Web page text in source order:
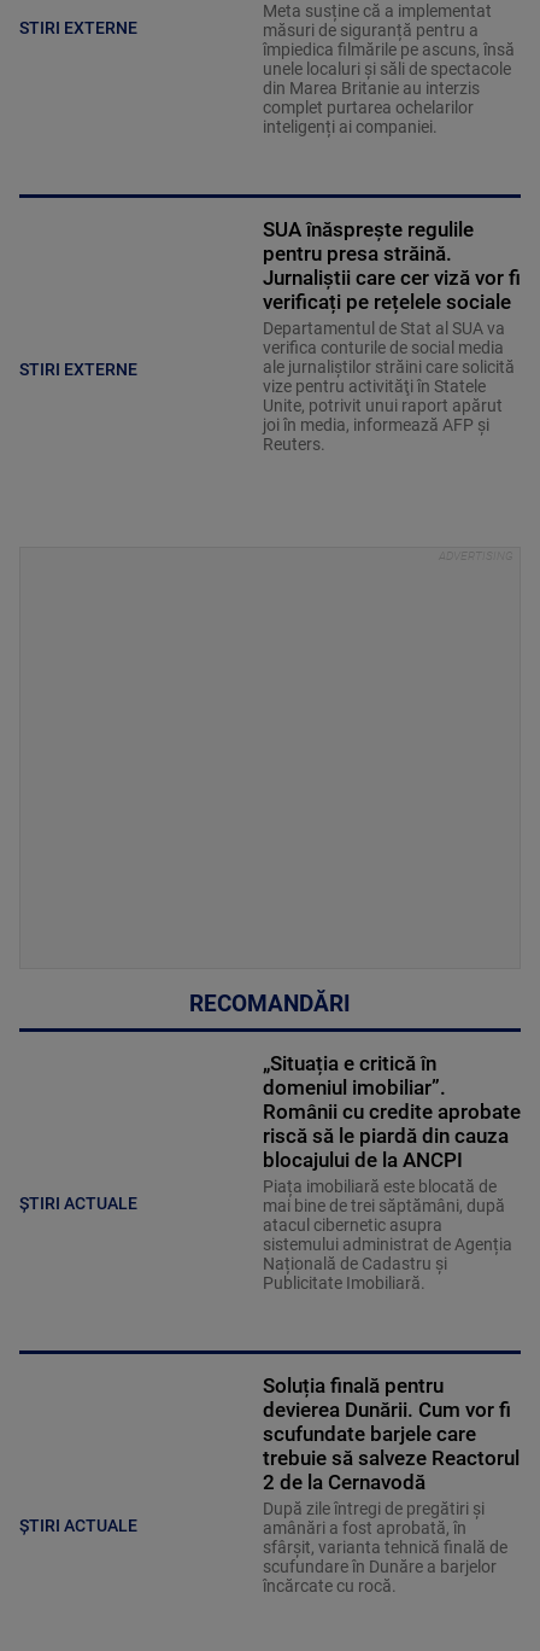
STIRI EXTERNE
Meta susține că a implementat
măsuri de siguranță pentru a
împiedica filmările pe ascuns, însă
unele localuri și săli de spectacole
din Marea Britanie au interzis
complet purtarea ochelarilor
inteligenți ai companiei.
STIRI EXTERNE
SUA înăsprește regulile
pentru presa străină.
Jurnaliștii care cer viză vor fi
verificați pe rețelele sociale
Departamentul de Stat al SUA va
verifica conturile de social media
ale jurnaliştilor străini care solicită
vize pentru activităţi în Statele
Unite, potrivit unui raport apărut
joi în media, informează AFP şi
Reuters.
RECOMANDĂRI
ȘTIRI ACTUALE
„Situația e critică în
domeniul imobiliar”.
Românii cu credite aprobate
riscă să le piardă din cauza
blocajului de la ANCPI
Piața imobiliară este blocată de
mai bine de trei săptămâni, după
atacul cibernetic asupra
sistemului administrat de Agenția
Națională de Cadastru și
Publicitate Imobiliară.
ȘTIRI ACTUALE
Soluția finală pentru
devierea Dunării. Cum vor fi
scufundate barjele care
trebuie să salveze Reactorul
2 de la Cernavodă
După zile întregi de pregătiri și
amânări a fost aprobată, în
sfârșit, varianta tehnică finală de
scufundare în Dunăre a barjelor
încărcate cu rocă.